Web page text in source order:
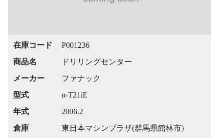
在庫コード
P001236
商品名
ドリリングセンター
メーカー
ファナック
型式
α-T21iE
年式
2006.2
倉庫
東日本マシンプラザ(群馬県館林市)